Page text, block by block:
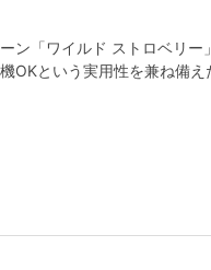
ン「ワイルド ストロベリ
OKという実用性を兼ね備え